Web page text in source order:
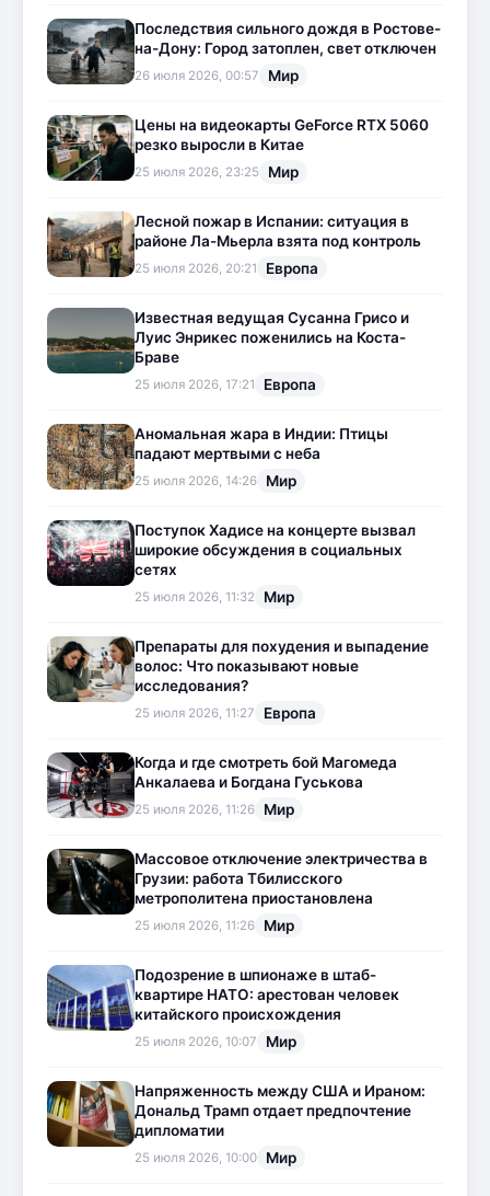
Последствия сильного дождя в Ростове-
на-Дону: Город затоплен, свет отключен
26 июля 2026, 00:57 Мир
Цены на видеокарты GeForce RTX 5060
резко выросли в Китае
25 июля 2026, 23:25 Мир
Лесной пожар в Испании: ситуация в
районе Ла-Мьерла взята под контроль
25 июля 2026, 20:21 Европа
Известная ведущая Сусанна Грисо и
Луис Энрикес поженились на Коста-
Браве
25 июля 2026, 17:21 Европа
Аномальная жара в Индии: Птицы
падают мертвыми с неба
25 июля 2026, 14:26 Мир
Поступок Хадисе на концерте вызвал
широкие обсуждения в социальных
сетях
25 июля 2026, 11:32 Мир
Препараты для похудения и выпадение
волос: Что показывают новые
исследования?
25 июля 2026, 11:27 Европа
Когда и где смотреть бой Магомеда
Анкалаева и Богдана Гуськова
25 июля 2026, 11:26 Мир
Массовое отключение электричества в
Грузии: работа Тбилисского
метрополитена приостановлена
25 июля 2026, 11:26 Мир
Подозрение в шпионаже в штаб-
квартире НАТО: арестован человек
китайского происхождения
25 июля 2026, 10:07 Мир
Напряженность между США и Ираном:
Дональд Трамп отдает предпочтение
дипломатии
25 июля 2026, 10:00 Мир